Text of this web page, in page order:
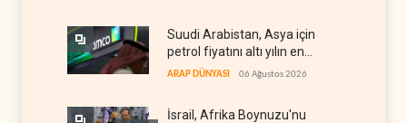
Suudi Arabistan, Asya için
petrol fiyatını altı yılın en
düşüğüne indirdi
ARAP DÜNYASI 06 Ağustos 2026
İsrail, Afrika Boynuzu'nu